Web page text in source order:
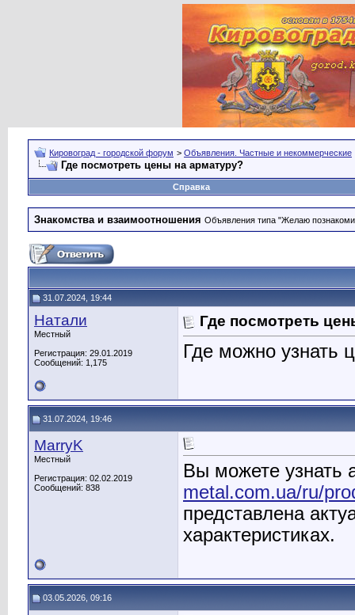
Кировоград - городской форум > Объявления. Частные и некоммерческие
Где посмотреть цены на арматуру?
Справка
Знакомства и взаимоотношения Объявления типа "Желаю
31.07.2024, 19:44
Натали
Местный
Регистрация: 29.01.2019
Сообщений: 1,175
Где посмотреть
Где можно узнать
31.07.2024, 19:46
MarryK
Местный
Регистрация: 02.02.2019
Сообщений: 838
Вы можете узнать
metal.com.ua/ru/
представлена
характеристиках.
03.05.2026, 09:16